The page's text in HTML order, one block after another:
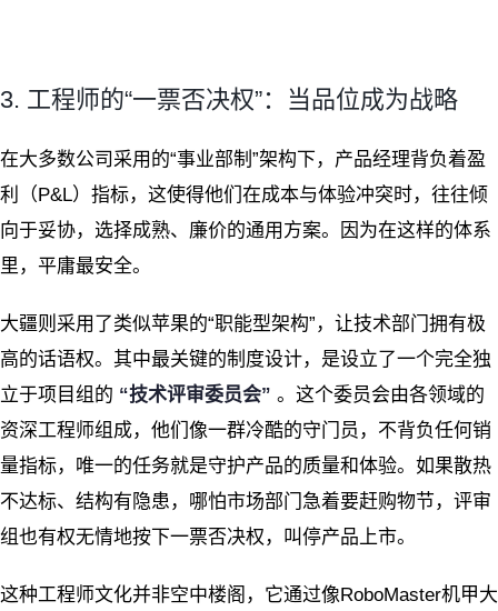
3. 工程师的“一票否决权”：当品位成为战略
在大多数公司采用的“事业部制”架构下，产品经理背负着盈
利（P&L）指标，这使得他们在成本与体验冲突时，往往倾
向于妥协，选择成熟、廉价的通用方案。因为在这样的体系
里，平庸最安全。
大疆则采用了类似苹果的“职能型架构”，让技术部门拥有极
高的话语权。其中最关键的制度设计，是设立了一个完全独
立于项目组的 “技术评审委员会” 。这个委员会由各领域的
资深工程师组成，他们像一群冷酷的守门员，不背负任何销
量指标，唯一的任务就是守护产品的质量和体验。如果散热
不达标、结构有隐患，哪怕市场部门急着要赶购物节，评审
组也有权无情地按下一票否决权，叫停产品上市。
这种工程师文化并非空中楼阁，它通过像RoboMaster机甲大